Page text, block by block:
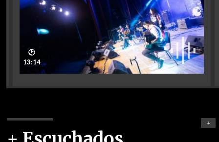
🕑
13:14
+